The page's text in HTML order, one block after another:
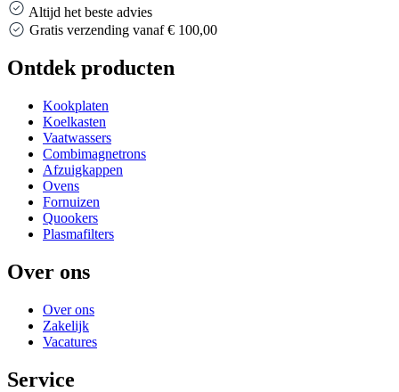
Altijd het beste advies
Altijd het beste advies
Ontdek producten
Kookplaten
Koelkasten
Vaatwassers
Combimagnetrons
Afzuigkappen
Ovens
Fornuizen
Quookers
Plasmafilters
Over ons
Over ons
Zakelijk
Vacatures
Service